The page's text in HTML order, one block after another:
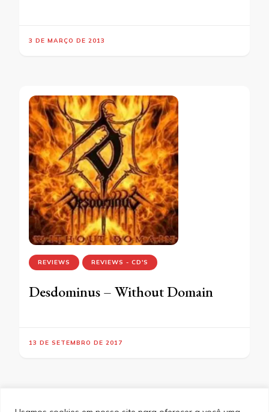
3 DE MARÇO DE 2013
REVIEWS REVIEWS - CD'S
Desdominus – Without Domain
13 DE SETEMBRO DE 2017